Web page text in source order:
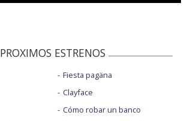
PROXIMOS ESTRENOS
Fiesta pagäna
Clayface
Cómo robar un banco